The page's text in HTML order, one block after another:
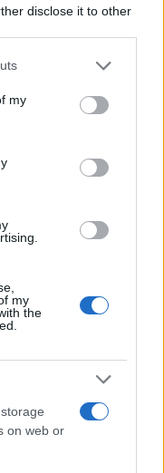
disclose it to other
one or more Google
You may click to
third-party tags to
in below Google
my
my
the
on web or
η Μαρία
για την
αντίο στον Λάκη
εμβληματική
θανάτου της
Sir Ντέμης
Νόμπελ
AI της Google
«Από τα
τελευταίων 50